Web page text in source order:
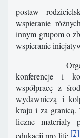
postaw
wspieranie
innym grupom o
wspieranie
konferencje i
współpracę z
wydawniczą i
kraju i za granicą.
liczne materiały
edukacji pro-life.[7]